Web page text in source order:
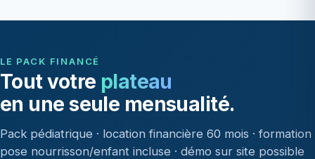
LE PACK FINANCÉ
Tout votre plateau
en une seule mensualité.
Pack pédiatrique · location financière 60 mois · formation
pose nourrisson/enfant incluse · démo sur site possible